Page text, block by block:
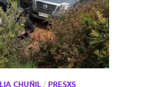
CHUÑIL / PRESXS